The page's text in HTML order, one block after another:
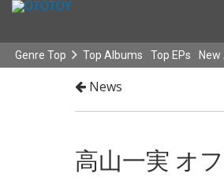
Genre Top Top Albums Top EPs New
News
高山一実 オ